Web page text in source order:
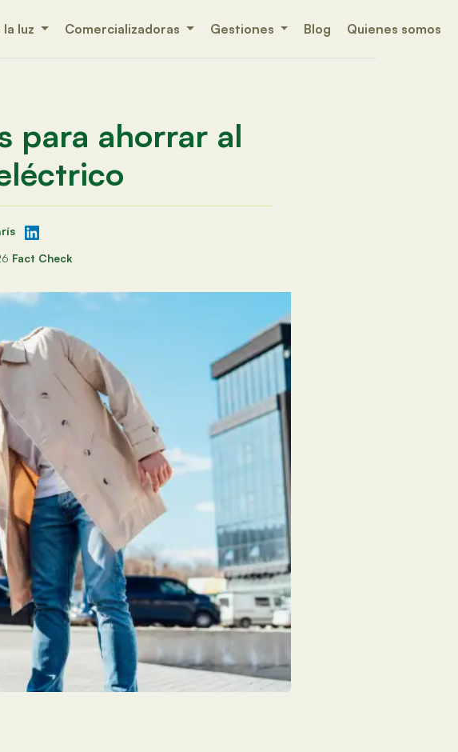
luz Comercializadoras Gestiones Blog Quienes somos
para ahorrar al
Fact Check